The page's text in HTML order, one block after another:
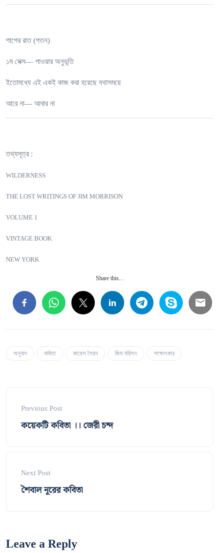
পাপের রাত (পতন)
১ম সেক্স— পাওয়ার অনুভূতি
ইতোমধ্যে এই একই কাজ করা হয়েছে যথাসময়ে
আরে না— আবার না
তথ্যসূত্র :
WILDERNESS
THE LOST WRITINGS OF JIM MORRISON
VOLUME 1
VINTAGE BOOK
NEW YORK
Share this...
অনুবাদ কবিতা কায়েস সৈয়দ জিম মরিসন সাক্ষাৎকার
Previous Post
কয়েকটি কবিতা ।। জেরী চন্দ
Next Post
শৈবাল নূরের কবিতা
Leave a Reply